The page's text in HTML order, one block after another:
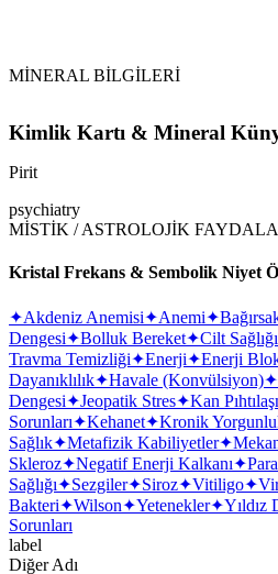
MİNERAL BİLGİLERİ
Kimlik Kartı & Mineral
Pirit
psychiatry
MİSTİK / ASTROLOJİK
Kristal Frekans & Sembolik Niyet
✦Akdeniz Anemisi✦Anemi✦
Dengesi✦Bolluk Bereket✦Cilt Sağlığı
Travma Temizliği✦Enerji✦Enerji
Dayanıklılık✦Havale (Konvülsiyon)✦
Dengesi✦Jeopatik Stres✦Kan
Sorunları✦Kehanet✦Kronik
Sağlık✦Metafizik Kabiliyetler✦
Skleroz✦Negatif Enerji Kalkanı✦
Sağlığı✦Sezgiler✦Siroz✦Vitiligo✦
Bakteri✦Wilson✦Yetenekler✦Yıldız
Sorunları
label
Diğer Adı